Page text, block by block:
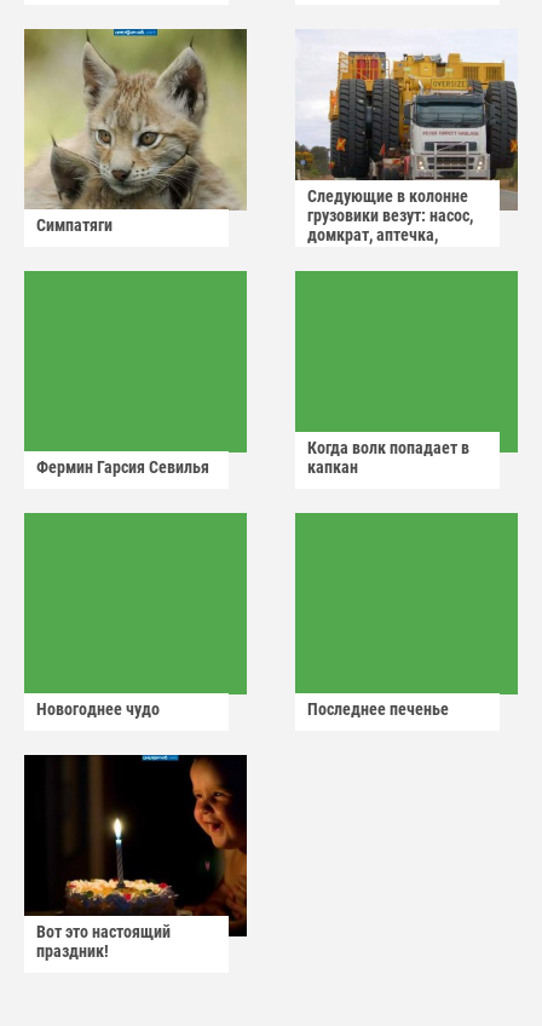
Симпатяги
Следующие в колонне
грузовики везут: насос,
домкрат, аптечка,
Фермин Гарсия Севилья
Когда волк попадает в
капкан
Новогоднее чудо Последнее печенье
Вот это настоящий
праздник!